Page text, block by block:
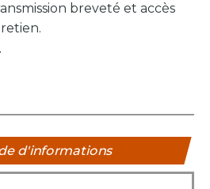
breveté et accès
d'informations